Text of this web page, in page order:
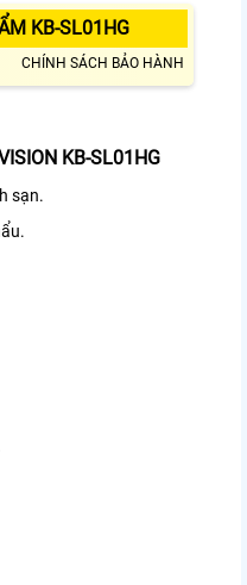
KB-SL01HG
CHÍNH SÁCH BẢO HÀNH
KB-SL01HG
sạn.